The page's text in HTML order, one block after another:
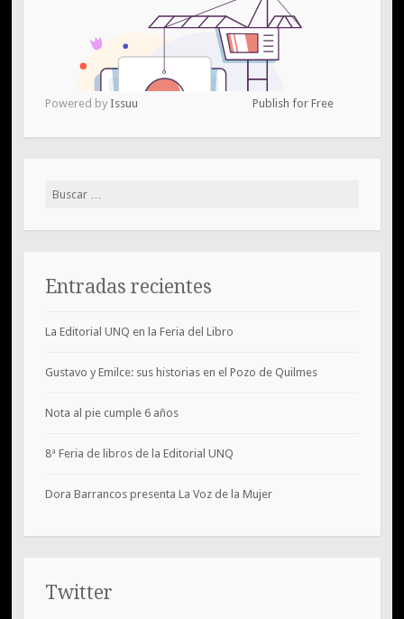
Powered by Issuu Publish for Free
Buscar:
Entradas recientes
La Editorial UNQ en la Feria del Libro
Gustavo y Emilce: sus historias en el Pozo de Quilmes
Nota al pie cumple 6 años
8ª Feria de libros de la Editorial UNQ
Dora Barrancos presenta La Voz de la Mujer
Twitter